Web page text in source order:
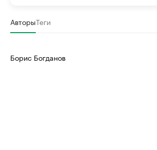
АвторыТеги
Борис Богданов